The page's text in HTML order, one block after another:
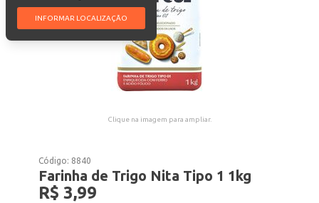
INFORMAR LOCALIZAÇÃO
Clique na imagem para ampliar.
Código: 8840
Farinha de Trigo Nita Tipo 1 1kg
R$ 3,99